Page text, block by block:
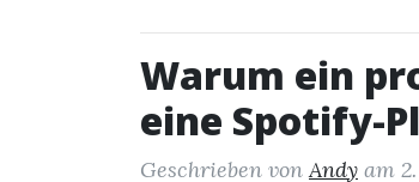
Warum ein
eine Spotify-
Geschrieben vonAndy am